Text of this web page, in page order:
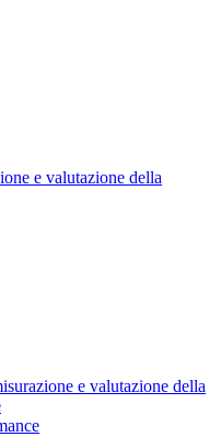
e valutazione della
e valutazione della